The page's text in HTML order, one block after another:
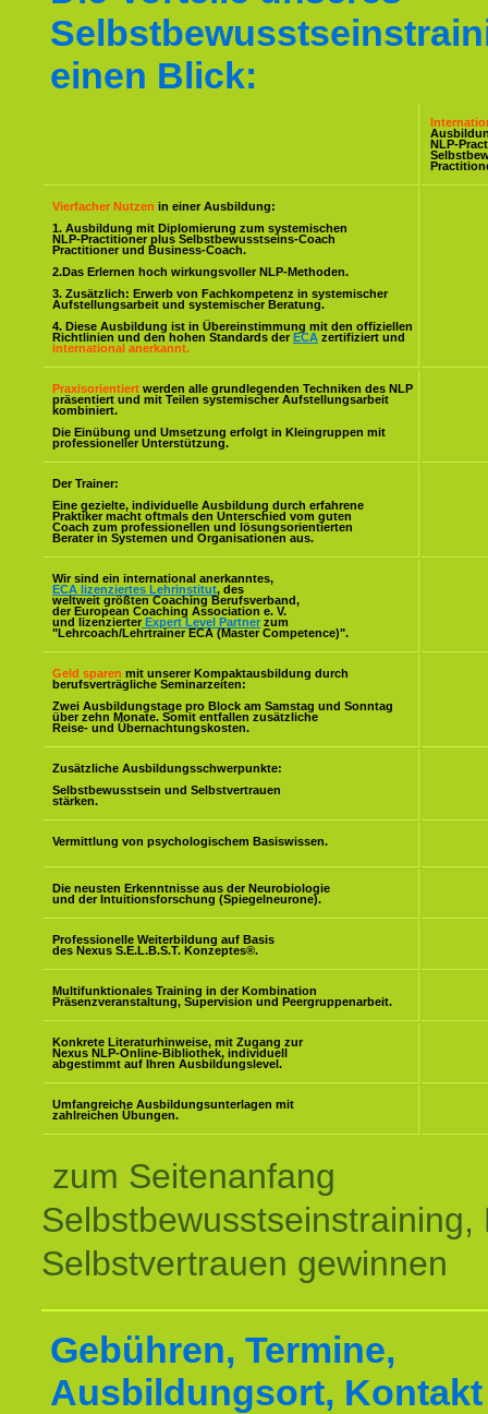
einen Blick:
NLP-
Vierfacher Nutzen in einer Ausbildung:
1. Ausbildung mit Diplomierung zum systemischen
NLP-Practitioner plus Selbstbewusstseins-Coach
Practitioner und Business-Coach.
2.Das Erlernen hoch wirkungsvoller NLP-Methoden.
3. Zusätzlich: Erwerb von Fachkompetenz in systemischer
Aufstellungsarbeit und systemischer Beratung.
4. Diese Ausbildung ist in Übereinstimmung mit den offiziellen
Richtlinien und den hohen Standards der ECA zertifiziert und
international anerkannt.
Praxisorientiert werden alle grundlegenden Techniken des NLP
präsentiert und mit Teilen systemischer Aufstellungsarbeit
kombiniert.
Die Einübung und Umsetzung erfolgt in Kleingruppen mit
professioneller Unterstützung.
Der Trainer:
Eine gezielte, individuelle Ausbildung durch erfahrene
Praktiker macht oftmals den Unterschied vom guten
Coach zum professionellen und lösungsorientierten
Berater in Systemen und Organisationen aus.
Wir sind ein international anerkanntes,
ECA lizenziertes Lehrinstitut, des
weltweit größten Coaching Berufsverband,
der European Coaching Association e. V.
und lizenzierter Expert Level Partner zum
"Lehrcoach/Lehrtrainer ECA (Master Competence)".
Geld sparen mit unserer Kompaktausbildung durch
berufsverträgliche Seminarzeiten:
Zwei Ausbildungstage pro Block am Samstag und Sonntag
über zehn Monate. Somit entfallen zusätzliche
Reise- und Übernachtungskosten.
Zusätzliche Ausbildungsschwerpunkte:
Selbstbewusstsein und Selbstvertrauen
stärken.
Vermittlung von psychologischem Basiswissen.
Die neusten Erkenntnisse aus der Neurobiologie
und der Intuitionsforschung (Spiegelneurone).
Professionelle Weiterbildung auf Basis
des Nexus S.E.L.B.S.T. Konzeptes®.
Multifunktionales Training in der Kombination
Präsenzveranstaltung, Supervision und Peergruppenarbeit.
Konkrete Literaturhinweise, mit Zugang zur
Nexus NLP-Online-Bibliothek, individuell
abgestimmt auf Ihren Ausbildungslevel.
Umfangreiche Ausbildungsunterlagen mit
zahlreichen Übungen.
zum Seitenanfang
Selbstbewusstseinstraining,
Selbstvertrauen gewinnen
Gebühren, Termine,
Ausbildungsort, Kontakt